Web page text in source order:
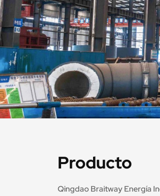
Producto
Qingdao Braitway Energía